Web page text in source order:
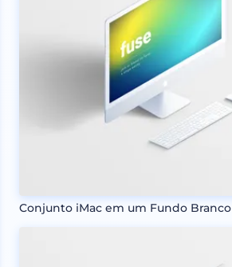
Conjunto iMac em um Fundo Branco